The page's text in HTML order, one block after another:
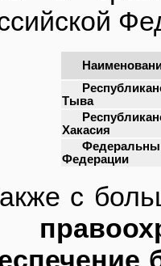
Тыва
Хакасия
Федерации
с